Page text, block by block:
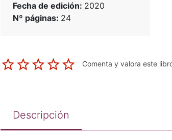
Fecha de edición: 2020
Nº páginas: 24
Comenta y valora este
Descripción